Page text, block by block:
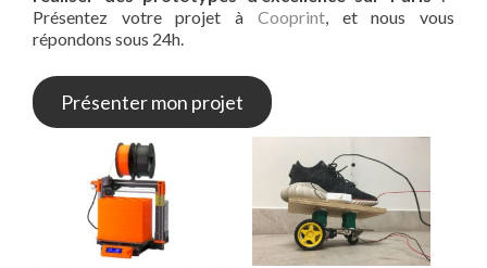
Présentez votre projet à Cooprint, et nous vous
répondons sous 24h.
Présenter mon projet